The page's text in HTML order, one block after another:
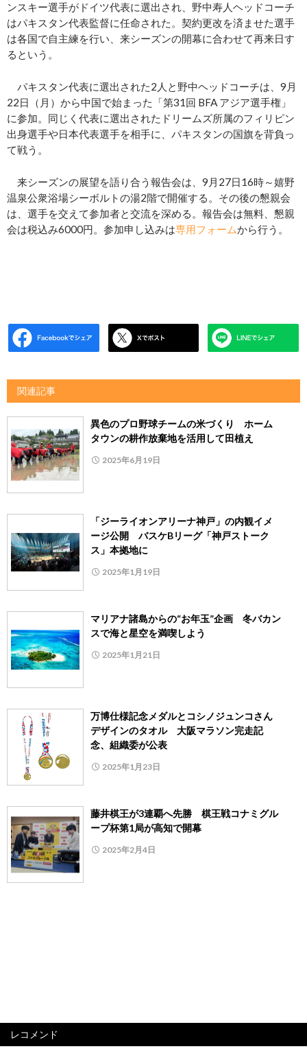
ンスキー選手がドイツ代表に選出され、野中寿人ヘッドコーチ
はパキスタン代表監督に任命された。契約更改を済ませた選手
は各国で自主練を行い、来シーズンの開幕に合わせて再来日す
るという。
パキスタン代表に選出された2人と野中ヘッドコーチは、9月
22日（月）から中国で始まった「第31回 BFA アジア選手権」
に参加。同じく代表に選出されたドリームズ所属のフィリピン
出身選手や日本代表選手を相手に、パキスタンの国旗を背負っ
て戦う。
来シーズンの展望を語り合う報告会は、9月27日16時～嬉野
温泉公衆浴場シーボルトの湯2階で開催する。その後の懇親会
は、選手を交えて参加者と交流を深める。報告会は無料、懇親
会は税込み6000円。参加申し込みは専用フォームから行う。
関連記事
異色のプロ野球チームの米づくり ホーム
タウンの耕作放棄地を活用して田植え
2025年6月19日
「ジーライオンアリーナ神戸」の内観イメ
ージ公開 バスケBリーグ「神戸ストーク
ス」本拠地に
2025年1月19日
マリアナ諸島からの“お年玉”企画 冬バカン
スで海と星空を満喫しよう
2025年1月21日
万博仕様記念メダルとコシノジュンコさん
デザインのタオル 大阪マラソン完走記
念、組織委が公表
2025年1月23日
藤井棋王が3連覇へ先勝 棋王戦コナミグル
ープ杯第1局が高知で開幕
2025年2月4日
レコメンド